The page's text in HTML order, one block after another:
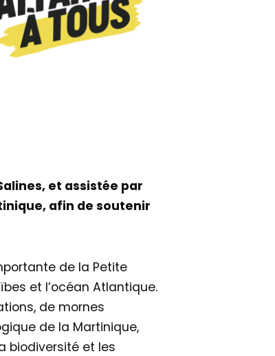
et assistée par
afin de soutenir
de la Petite
et l’océan Atlantique.
de mornes
de la Martinique,
biodiversité et les